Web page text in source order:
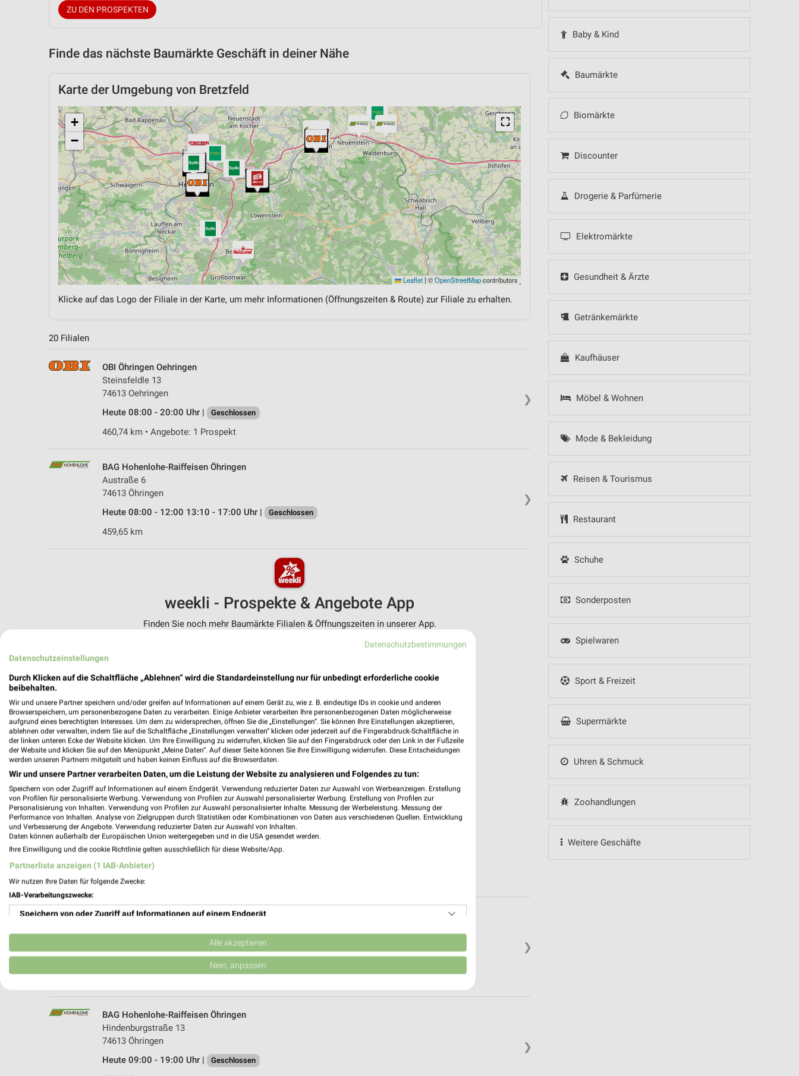
Baby & Kind
Baumärkte
Biomärkte
Discounter
Drogerie & Parfümerie
Elektromärkte
Gesundheit & Ärzte
Getränkemärkte
Kaufhäuser
Möbel & Wohnen
Mode & Bekleidung
Reisen & Tourismus
Restaurant
Schuhe
Sonderposten
Spielwaren
Sport & Freizeit
Supermärkte
Uhren & Schmuck
Zoohandlungen
Weitere Geschäfte
ZU DEN PROSPEKTEN
Finde das nächste Baumärkte Geschäft in deiner Nähe
Karte der Umgebung von Bretzfeld
⛶
+
−
Leaflet|©OpenStreetMapcontributors
Klicke auf das Logo der Filiale in der Karte, um mehr Informationen (Öffnungszeiten & Route) zur Filiale zu erhalten.
20 Filialen
❯
OBI Öhringen Oehringen
Steinsfeldle 13
74613 Oehringen
Heute 08:00 - 20:00 Uhr |
Geschlossen
460,74 km • Angebote: 1 Prospekt
❯
BAG Hohenlohe-Raiffeisen Öhringen
Austraße 6
74613 Öhringen
Heute 08:00 - 12:00 13:10 - 17:00 Uhr |
Geschlossen
459,65 km
weekli - Prospekte & Angebote App
Finden Sie noch mehr Baumärkte Filialen & Öffnungszeiten in unserer App.
✔Push-Benachrichtigungen bei neuen Prospekten
Einkaufsliste - Einkauf stressfrei planen
Nutze weekli auch mobil – App jetzt laden oder QR-Code scannen.
❯
toom Baumarkt Öhringen (Partner)
Heute 08:00 - 20:00 Uhr | Geschlossen
❯
BAG Hohenlohe-Raiffeisen Öhringen
Hindenburgstraße 13
74613 Öhringen
Heute 09:00 - 19:00 Uhr |
Geschlossen
Datenschutzbestimmungen
Datenschutzeinstellungen
Durch Klicken auf die Schaltfläche „Ablehnen“ wird die Standardeinstellung nur für unbedingt erforderliche cookie
beibehalten.
Wir und unsere Partner speichern und/oder greifen auf Informationen auf einem Gerät zu, wie z. B. eindeutige IDs in cookie und anderen
Browserspeichern, um personenbezogene Daten zu verarbeiten. Einige Anbieter verarbeiten Ihre personenbezogenen Daten möglicherweise
aufgrund eines berechtigten Interesses. Um dem zu widersprechen, öffnen Sie die „Einstellungen“. Sie können Ihre Einstellungen akzeptieren,
ablehnen oder verwalten, indem Sie auf die Schaltfläche „Einstellungen verwalten“ klicken oder jederzeit auf die Fingerabdruck-Schaltfläche in
der linken unteren Ecke der Website klicken. Um Ihre Einwilligung zu widerrufen, klicken Sie auf den Fingerabdruck oder den Link in der Fußzeile
der Website und klicken Sie auf den Menüpunkt „Meine Daten“. Auf dieser Seite können Sie Ihre Einwilligung widerrufen. Diese Entscheidungen
werden unseren Partnern mitgeteilt und haben keinen Einfluss auf die Browserdaten.
Wir und unsere Partner verarbeiten Daten, um die Leistung der Website zu analysieren und Folgendes zu tun:
Speichern von oder Zugriff auf Informationen auf einem Endgerät. Verwendung reduzierter Daten zur Auswahl von Werbeanzeigen. Erstellung
von Profilen für personalisierte Werbung. Verwendung von Profilen zur Auswahl personalisierter Werbung. Erstellung von Profilen zur
Personalisierung von Inhalten. Verwendung von Profilen zur Auswahl personalisierter Inhalte. Messung der Werbeleistung. Messung der
Performance von Inhalten. Analyse von Zielgruppen durch Statistiken oder Kombinationen von Daten aus verschiedenen Quellen. Entwicklung
und Verbesserung der Angebote. Verwendung reduzierter Daten zur Auswahl von Inhalten.
Daten können außerhalb der Europäischen Union weitergegeben und in die USA gesendet werden.
Ihre Einwilligung und die cookie Richtlinie gelten ausschließlich für diese Website/App.
Partnerliste anzeigen (1 IAB-Anbieter)
Wir nutzen Ihre Daten für folgende Zwecke:
IAB-Verarbeitungszwecke:
Speichern von oder Zugriff auf Informationen auf einem Endgerät
Verwendung reduzierter Daten zur Auswahl von Werbeanzeigen
Erstellung von Profilen für personalisierte Werbung
Erstellung von Profilen zur Personalisierung von Inhalten
Verwendung von Profilen zur Auswahl personalisierter Inhalte
Messung der Werbeleistung
Alle akzeptieren
Nein, anpassen